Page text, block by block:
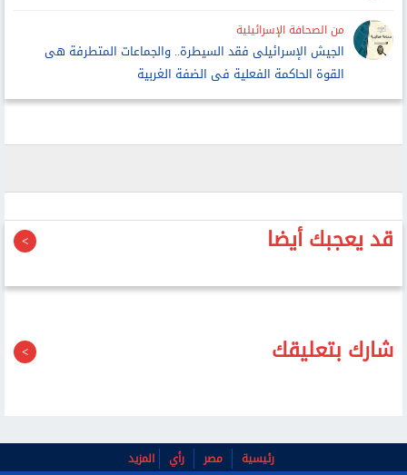
من الصحافة الإسرائيلية
الجيش الإسرائيلى فقد السيطرة.. والجماعات المتطرفة هى
القوة الحاكمة الفعلية فى الضفة الغربية
قد يعجبك أيضا
شارك بتعليقك
رئيسية مصر رأي المزيد